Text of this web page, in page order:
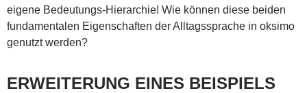
eigene Bedeutungs-Hierarchie! Wie können diese beiden
fundamentalen Eigenschaften der Alltagssprache in oksimo
genutzt werden?
ERWEITERUNG EINES BEISPIELS